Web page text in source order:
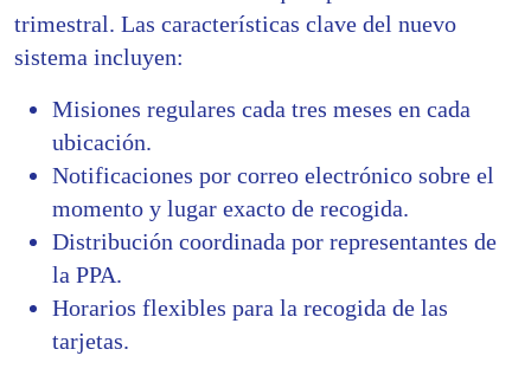
trimestral. Las características clave del nuevo
sistema incluyen:
Misiones regulares cada tres meses en cada
ubicación.
Notificaciones por correo electrónico sobre el
momento y lugar exacto de recogida.
Distribución coordinada por representantes de
la PPA.
Horarios flexibles para la recogida de las
tarjetas.